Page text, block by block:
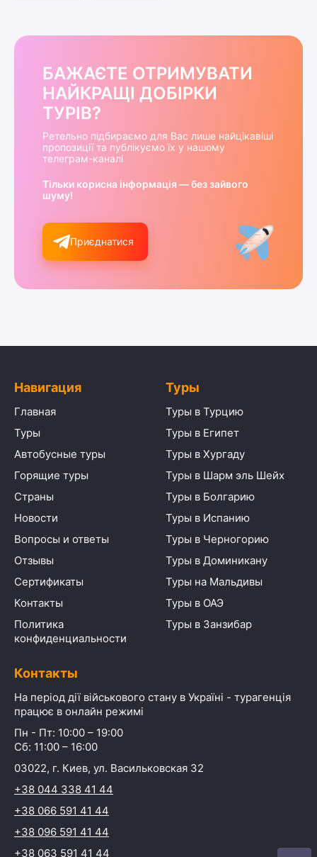
БАЖАЄТЕ ОТРИМУВАТИ
НАЙКРАЩІ ДОБІРКИ
ТУРІВ?
Ретельно підбираємо для Вас лише найцікавіші
пропозиції та публікуємо їх у нашому
телеграм-каналі
Тільки корисна інформація — без зайвого
шуму!
Приєднатися
Навигация
Главная
Туры
Автобусные туры
Горящие туры
Страны
Новости
Вопросы и ответы
Отзывы
Сертификаты
Контакты
Политика
конфиденциальности
Туры
Туры в Турцию
Туры в Египет
Туры в Хургаду
Туры в Шарм эль Шейх
Туры в Болгарию
Туры в Испанию
Туры в Черногорию
Туры в Доминикану
Туры на Мальдивы
Туры в ОАЭ
Туры в Занзибар
Контакты
На період дії військового стану в Україні - турагенція
працює в онлайн режимі
Пн - Пт: 10:00 – 19:00
Сб: 11:00 – 16:00
03022, г. Киев, ул. Васильковская 32
+38 044 338 41 44
+38 066 591 41 44
+38 096 591 41 44
+38 063 591 41 44